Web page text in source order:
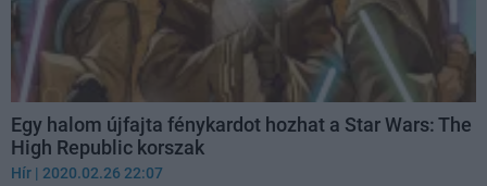
Egy halom újfajta fénykardot hozhat a Star Wars: The
High Republic korszak
Hír | 2020.02.26 22:07